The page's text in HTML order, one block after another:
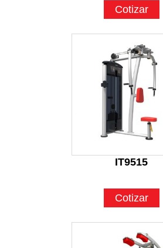
Cotizar
IT9515
Cotizar